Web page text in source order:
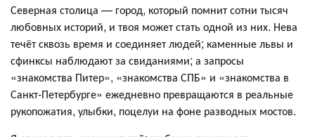
Северная столица — город, который помнит сотни тысяч
любовных историй, и твоя может стать одной из них. Нева
течёт сквозь время и соединяет людей; каменные львы и
сфинксы наблюдают за свиданиями; а запросы
«знакомства Питер», «знакомства СПБ» и «знакомства в
Санкт-Петербурге» ежедневно превращаются в реальные
рукопожатия, улыбки, поцелуи на фоне разводных мостов.